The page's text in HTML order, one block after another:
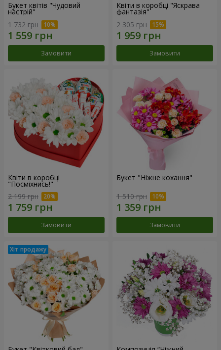
Букет квітів "Чудовий
настрій"
1 732 грн
Замовити
Квіти в коробці "Яскрава
фантазія"
2 305 грн
Замовити
Квіти в коробці
"Посміхнись!"
2 199 грн
Замовити
Букет "Ніжне кохання"
1 510 грн
Замовити